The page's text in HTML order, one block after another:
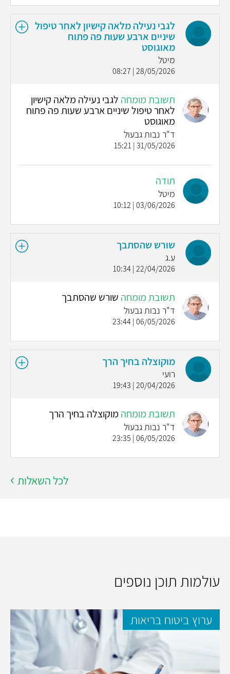
לגבי נעילה מלאה קישיון לאחר טיפול
שיניים ארבע שעות פה פתוח
מאוגוסט
מיטל
28/05/2026 | 08:27
תשובת מומחה לגבי נעילה מלאה קישיון
לאחר טיפול שיניים ארבע שעות פה פתוח
מאוגוסט
ד"ר נבות גבעול
31/05/2026 | 15:21
תודה
מיטל
03/06/2026 | 10:12
שורש שהסתבך
ע.ג
22/04/2026 | 10:34
תשובת מומחה שורש שהסתבך
ד"ר נבות גבעול
06/05/2026 | 23:44
מוקוצלה בחיך הרך
רועי
20/04/2026 | 19:43
תשובת מומחה מוקוצלה בחיך הרך
ד"ר נבות גבעול
06/05/2026 | 23:35
לכל השאלות
עולמות תוכן נוספים
ערוץ ביטוח בריאות